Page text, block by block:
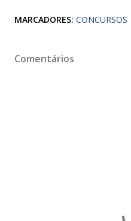
MARCADORES: CONCURSOS
Comentários